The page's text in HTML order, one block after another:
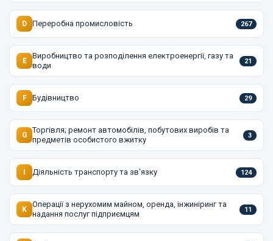
D Переробна промисловість 267
E
Виробництво та розподілення електроенергії, газу та
води
21
F Будівництво 29
G
Торгівля; ремонт автомобілів, побутових виробів та
предметів особистого вжитку
3
I Діяльність транспорту та зв'язку 124
K
Операції з нерухомим майном, оренда, інжиніринг та
надання послуг підприємцям
11